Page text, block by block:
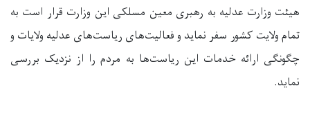
هیئت وزارت عدلیه به رهبری معین مسلکی این وزارت قرار است به
تمام ولایت کشور سفر نماید و فعالیت‌های ریاست‌های عدلیه ولایات و
چگونگی ارائه خدمات این ریاست‌ها به مردم را از نزدیک بررسی
نماید.